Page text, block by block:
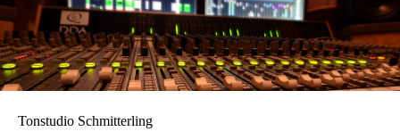
Tonstudio Schmitterling